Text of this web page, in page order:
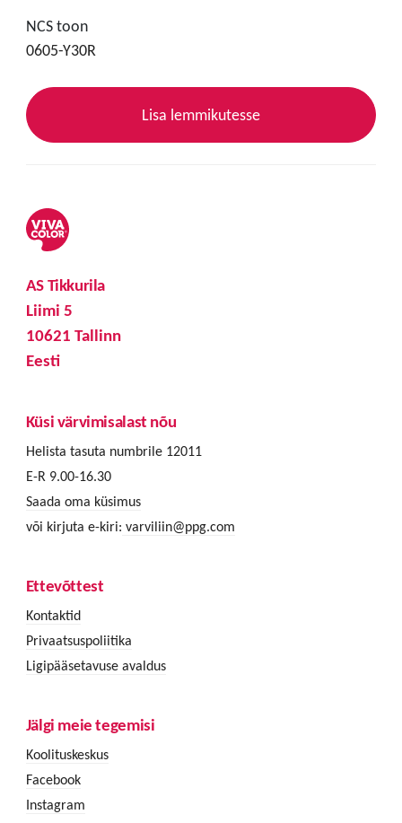
NCS toon
0605-Y30R
Lisa lemmikutesse
AS Tikkurila
Liimi 5
10621 Tallinn
Eesti
Küsi värvimisalast nõu
Helista tasuta numbrile 12011
E-R 9.00-16.30
Saada oma küsimus
või kirjuta e-kiri: varviliin@ppg.com
Ettevõttest
Kontaktid
Privaatsuspoliitika
Ligipääsetavuse avaldus
Jälgi meie tegemisi
Koolituskeskus
Facebook
Instagram